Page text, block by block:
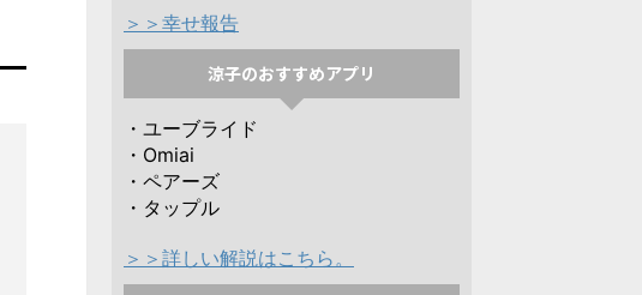
＞＞幸せ報告
涼子のおすすめアプリ
・ユーブライド
・Omiai
・ペアーズ
・タップル
＞＞詳しい解説はこちら。